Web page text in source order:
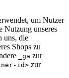
um Nutzer
Nutzung unseres
uns, die
Shops zu
_ga zur
id> zur